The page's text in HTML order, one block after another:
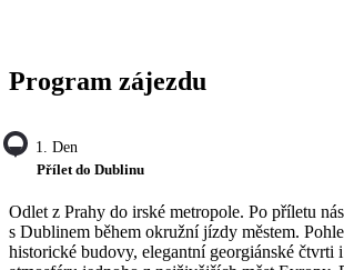
Program zájezdu
1. Den
Přílet do Dublinu
Odlet z Prahy do irské metropole. Po příletu
s Dublinem během okružní jízdy městem.
historické budovy, elegantní georgiánské čtvrti